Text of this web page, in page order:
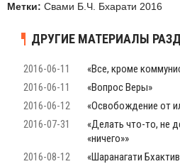
Метки: Свами Б.Ч. Бхарати 2016
ДРУГИЕ МАТЕРИАЛЫ
2016-06-11
«Все, кроме
2016-06-11
«Вопрос Веры»
2016-06-12
«Освобождение от
2016-07-31
«Делать что-то, не
«ничего»»
2016-08-12
«Шаранагати